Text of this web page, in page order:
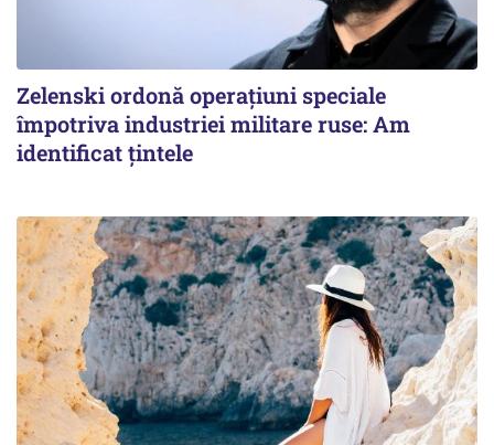
Zelenski ordonă operațiuni speciale
împotriva industriei militare ruse: Am
identificat țintele